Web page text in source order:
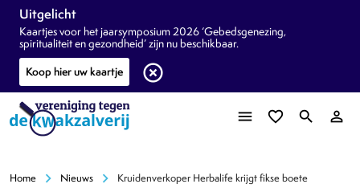
Uitgelicht
Kaartjes voor het jaarsymposium 2026 ‘Gebedsgenezing,
spiritualiteit en gezondheid’ zijn nu beschikbaar.
Koop hier uw kaartje
highlight_off
menu favorite_border search person_outline
Home chevron_right Nieuws chevron_right Kruidenverkoper Herbalife krijgt fikse boete